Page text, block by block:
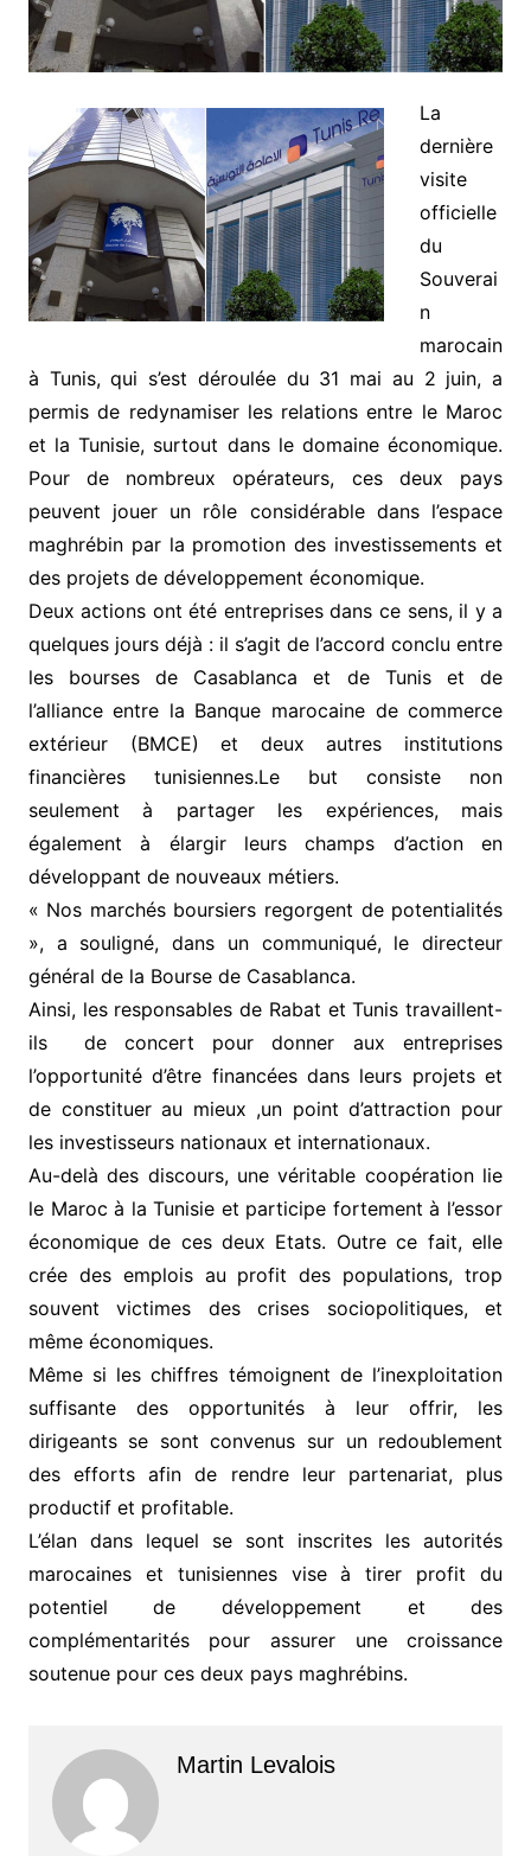
La
dernière
visite
officielle
du
Souverai
n
marocain
à Tunis, qui s’est déroulée du 31 mai au 2 juin, a
permis de redynamiser les relations entre le Maroc
et la Tunisie, surtout dans le domaine économique.
Pour de nombreux opérateurs, ces deux pays
peuvent jouer un rôle considérable dans l’espace
maghrébin par la promotion des investissements et
des projets de développement économique.
Deux actions ont été entreprises dans ce sens, il y a
quelques jours déjà : il s’agit de l’accord conclu entre
les bourses de Casablanca et de Tunis et de
l’alliance entre la Banque marocaine de commerce
extérieur (BMCE) et deux autres institutions
financières tunisiennes.Le but consiste non
seulement à partager les expériences, mais
également à élargir leurs champs d’action en
développant de nouveaux métiers.
« Nos marchés boursiers regorgent de potentialités
», a souligné, dans un communiqué, le directeur
général de la Bourse de Casablanca.
Ainsi, les responsables de Rabat et Tunis travaillent-
ils de concert pour donner aux entreprises
l’opportunité d’être financées dans leurs projets et
de constituer au mieux ,un point d’attraction pour
les investisseurs nationaux et internationaux.
Au-delà des discours, une véritable coopération lie
le Maroc à la Tunisie et participe fortement à l’essor
économique de ces deux Etats. Outre ce fait, elle
crée des emplois au profit des populations, trop
souvent victimes des crises sociopolitiques, et
même économiques.
Même si les chiffres témoignent de l’inexploitation
suffisante des opportunités à leur offrir, les
dirigeants se sont convenus sur un redoublement
des efforts afin de rendre leur partenariat, plus
productif et profitable.
L’élan dans lequel se sont inscrites les autorités
marocaines et tunisiennes vise à tirer profit du
potentiel de développement et des
complémentarités pour assurer une croissance
soutenue pour ces deux pays maghrébins.
Martin Levalois